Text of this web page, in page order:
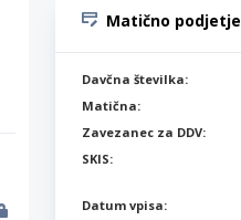
Matično podjetje
Davčna številka:
Matična:
Zavezanec za DDV:
SKIS:
Datum vpisa: